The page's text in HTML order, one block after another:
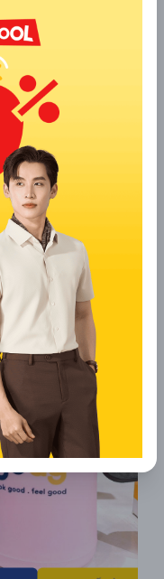
Chóng
yêu hãy làm theo
Nguyễn Văn Tăng trong
để được hướng dẫn
theo hướng dẫn trên
tên 2 người bạn).
thích mua sắm!